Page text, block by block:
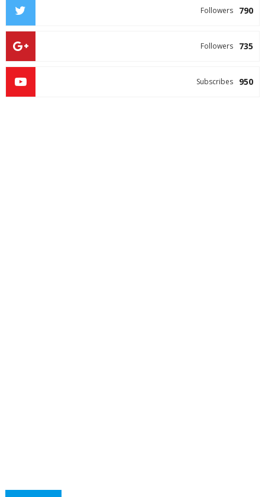
790
Followers
735
Followers
950
Subscribes